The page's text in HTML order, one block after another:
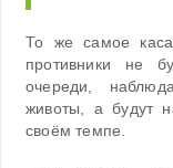
То же самое
противники не
очереди,
животы, а будут
своём темпе.